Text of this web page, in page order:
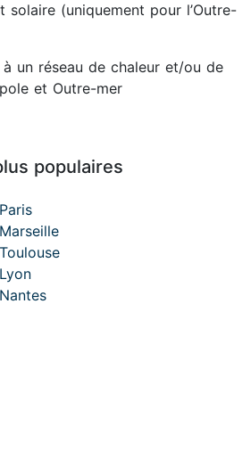
solaire (uniquement pour l’Outre-
à un réseau de chaleur et/ou de
et Outre-mer
populaires